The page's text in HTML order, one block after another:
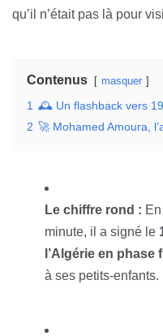
qu’il n’était pas là pour
Contenus masquer
1 🕰️ Un flashback vers
2 🚀 Mohamed Amoura,
Le chiffre rond :
minute, il a signé le
l’Algérie en phase
à ses petits-enfants.